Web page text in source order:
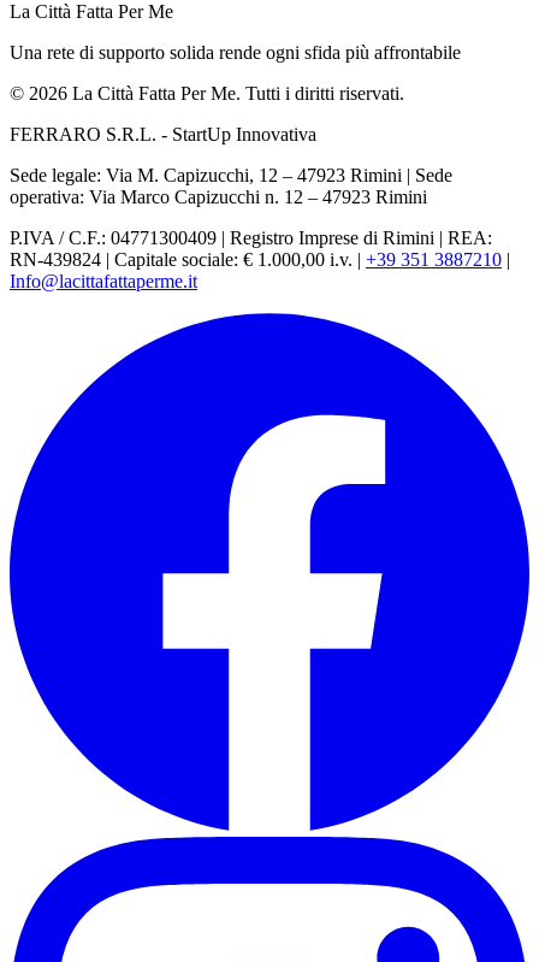
La Città Fatta Per Me
Una rete di supporto solida rende ogni sfida più affrontabile
© 2026 La Città Fatta Per Me. Tutti i diritti riservati.
FERRARO S.R.L. - StartUp Innovativa
Sede legale: Via M. Capizucchi, 12 – 47923 Rimini | Sede
operativa: Via Marco Capizucchi n. 12 – 47923 Rimini
P.IVA / C.F.: 04771300409 | Registro Imprese di Rimini | REA:
RN-439824 | Capitale sociale: € 1.000,00 i.v. | +39 351 3887210 |
Info@lacittafattaperme.it